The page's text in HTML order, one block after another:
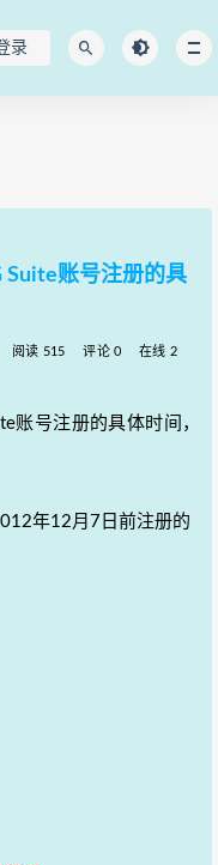
录
Suite账号注册的具
阅读 515 评论 0 在线 2
账号注册的具体时间，
年12月7日前注册的